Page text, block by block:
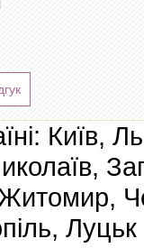
Київ,
Луцьк